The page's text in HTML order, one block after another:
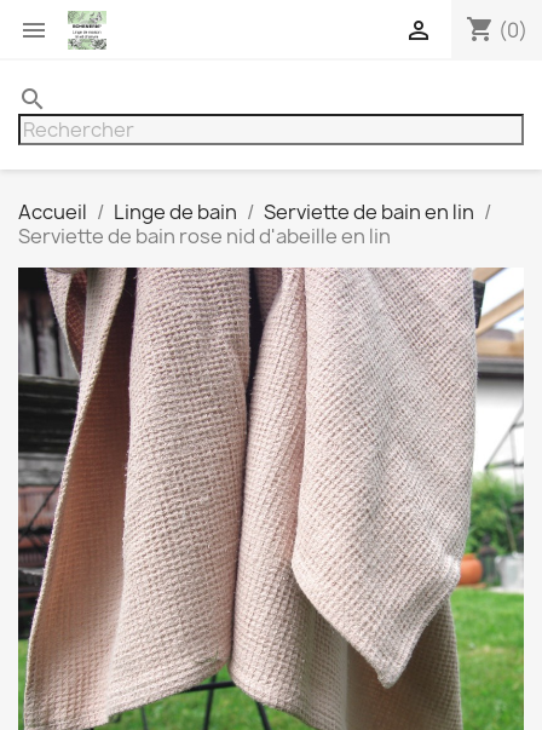
 shopping_cart (0)

search
Accueil Linge de bain
Serviette de bain en lin
Serviette de bain rose nid d'abeille en lin